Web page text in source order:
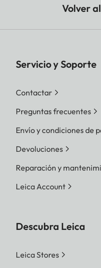
Volver
Servicio y Soporte
Contactar
Preguntas frecuentes
Envío y condiciones de
Devoluciones
Reparación y
Leica Account
Descubra Leica
Leica Stores